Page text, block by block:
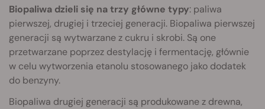
Biopaliwa dzieli się na trzy główne typy: paliwa
pierwszej, drugiej i trzeciej generacji. Biopaliwa pierwszej
generacji są wytwarzane z cukru i skrobi. Są one
przetwarzane poprzez destylację i fermentację, głównie
w celu wytworzenia etanolu stosowanego jako dodatek
do benzyny.
Biopaliwa drugiej generacji są produkowane z drewna,